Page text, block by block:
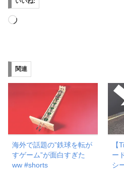
読
み
中…
関連
海外で話題の”鉄球を転が
すゲーム”が面白すぎた
ww #shorts
【
ー
シ